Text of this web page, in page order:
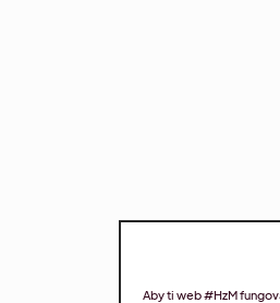
Aby ti web #HzM